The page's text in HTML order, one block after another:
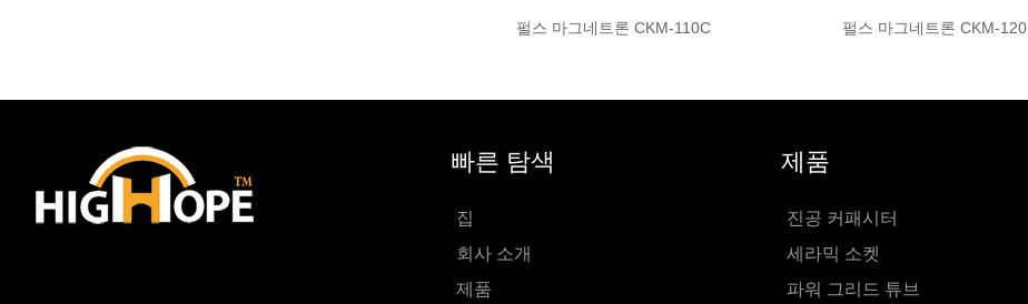
펄스 마그네트론 CKM-110C 펄스 마그네트론 CKM-120
빠른 탐색
집
회사 소개
제품
제품
진공 커패시터
세라믹 소켓
파워 그리드 튜브